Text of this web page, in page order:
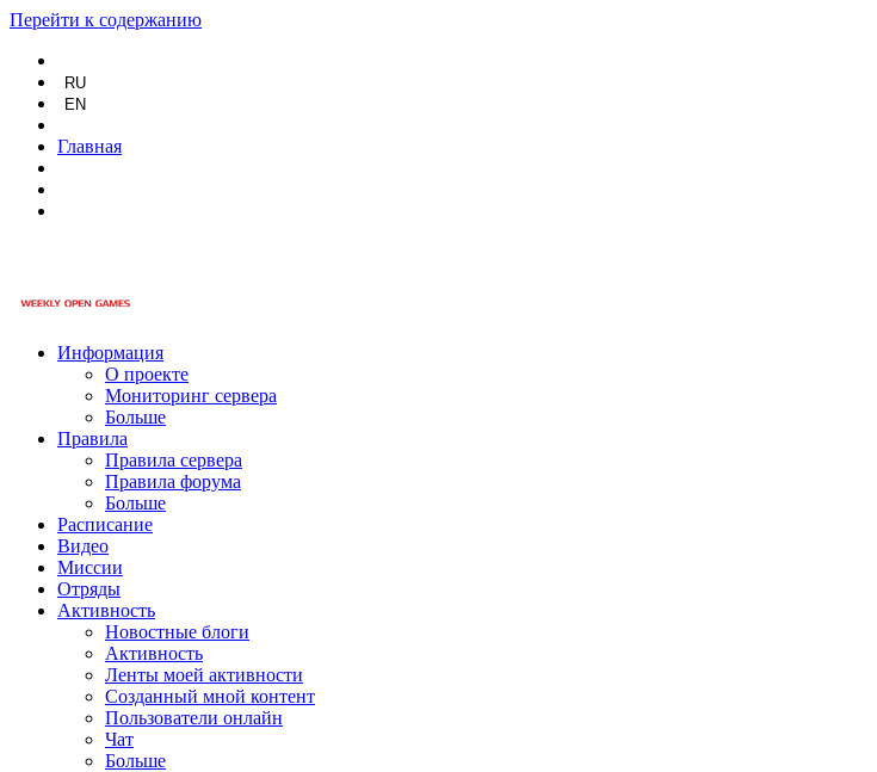
Перейти к содержанию
RU
EN
Главная
Информация
О проекте
Мониторинг сервера
Больше
Правила
Правила сервера
Правила форума
Больше
Расписание
Видео
Миссии
Отряды
Активность
Новостные блоги
Активность
Ленты моей активности
Созданный мной контент
Пользователи онлайн
Чат
Больше